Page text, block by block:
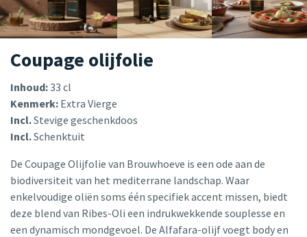
Coupage olijfolie
Inhoud:33 cl
Kenmerk: Extra Vierge
Incl.Stevige geschenkdoos
Incl.Schenktuit
De Coupage Olijfolie van Brouwhoeve is een ode aan de
biodiversiteit van het mediterrane landschap. Waar
enkelvoudige oliën soms één specifiek accent missen, biedt
deze blend van Ribes-Oli een indrukwekkende souplesse en
een dynamisch mondgevoel. De Alfafara-olijf voegt body en